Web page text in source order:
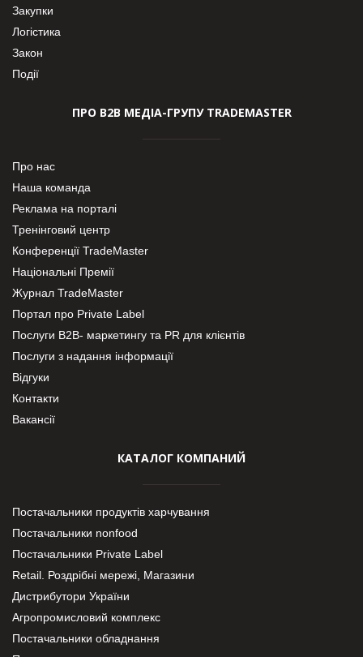
Закупки
Логістика
Закон
Події
ПРО В2В МЕДІА-ГРУПУ TRADEMASTER
Про нас
Наша команда
Реклама на порталі
Тренінговий центр
Конференції TradeMaster
Національні Премії
Журнал TradeMaster
Портал про Private Label
Послуги В2В- маркетингу та PR для клієнтів
Послуги з надання інформації
Відгуки
Контакти
Вакансії
КАТАЛОГ КОМПАНИЙ
Постачальники продуктів харчування
Постачальники nonfood
Постачальники Private Label
Retail. Роздрібні мережі, Магазини
Дистрибутори України
Агропромисловий комплекс
Постачальники обладнання